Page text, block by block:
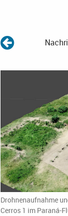
Drohnenaufnahme
Cerros 1 im Paraná-